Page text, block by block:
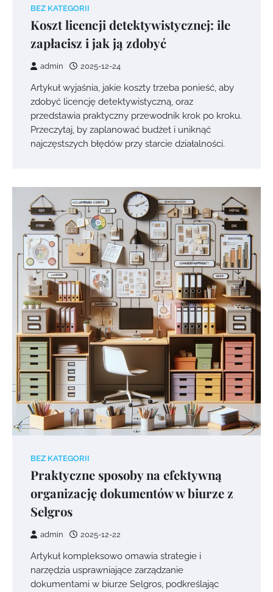
BEZ KATEGORII
Koszt licencji detektywistycznej: ile
zapłacisz i jak ją zdobyć
admin 2025-12-24
Artykuł wyjaśnia, jakie koszty trzeba ponieść, aby
zdobyć licencję detektywistyczną, oraz
przedstawia praktyczny przewodnik krok po kroku.
Przeczytaj, by zaplanować budżet i uniknąć
najczęstszych błędów przy starcie działalności.
BEZ KATEGORII
Praktyczne sposoby na efektywną
organizację dokumentów w biurze z
Selgros
admin 2025-12-22
Artykuł kompleksowo omawia strategie i
narzędzia usprawniające zarządzanie
dokumentami w biurze Selgros, podkreślając